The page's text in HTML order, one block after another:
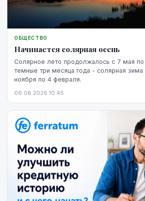
ОБЩЕСТВО
Начинается солярная осень
Солярное лето продолжалось с 7 мая по
темные три месяца года - солярная зима
ноября по 4 февраля.
06.08.2026 10:45